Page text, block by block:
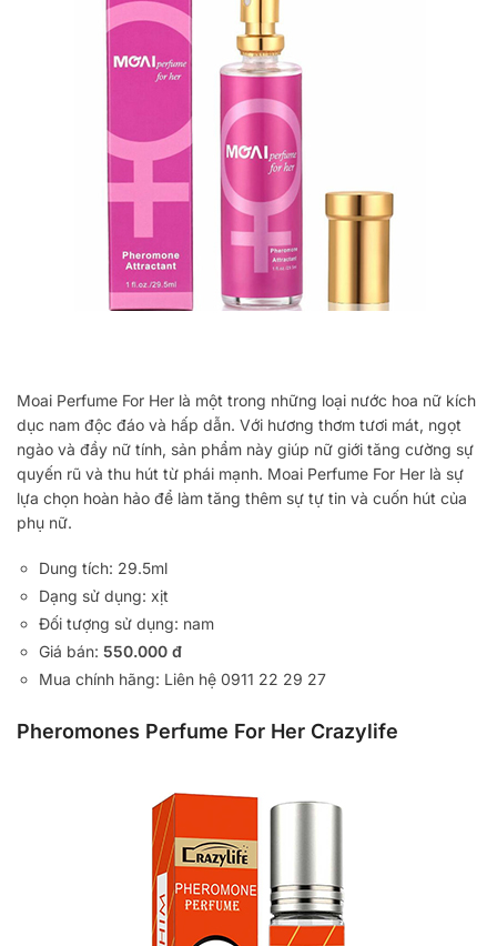
Moai Perfume For Her là một trong những loại nước hoa nữ kích
dục nam độc đáo và hấp dẫn. Với hương thơm tươi mát, ngọt
ngào và đầy nữ tính, sản phẩm này giúp nữ giới tăng cường sự
quyến rũ và thu hút từ phái mạnh. Moai Perfume For Her là sự
lựa chọn hoàn hảo để làm tăng thêm sự tự tin và cuốn hút của
phụ nữ.
Dung tích: 29.5ml
Dạng sử dụng: xịt
Đối tượng sử dụng: nam
Giá bán: 550.000 đ
Mua chính hãng: Liên hệ 0911 22 29 27
Pheromones Perfume For Her Crazylife